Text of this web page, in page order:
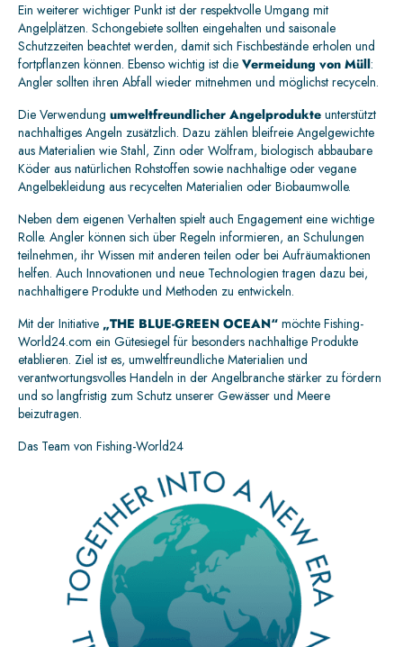
Ein weiterer wichtiger Punkt ist der respektvolle Umgang mit
Angelplätzen. Schongebiete sollten eingehalten und saisonale
Schutzzeiten beachtet werden, damit sich Fischbestände erholen und
fortpflanzen können. Ebenso wichtig ist die Vermeidung von Müll:
Angler sollten ihren Abfall wieder mitnehmen und möglichst recyceln.
Die Verwendung umweltfreundlicher Angelprodukte unterstützt
nachhaltiges Angeln zusätzlich. Dazu zählen bleifreie Angelgewichte
aus Materialien wie Stahl, Zinn oder Wolfram, biologisch abbaubare
Köder aus natürlichen Rohstoffen sowie nachhaltige oder vegane
Angelbekleidung aus recycelten Materialien oder Biobaumwolle.
Neben dem eigenen Verhalten spielt auch Engagement eine wichtige
Rolle. Angler können sich über Regeln informieren, an Schulungen
teilnehmen, ihr Wissen mit anderen teilen oder bei Aufräumaktionen
helfen. Auch Innovationen und neue Technologien tragen dazu bei,
nachhaltigere Produkte und Methoden zu entwickeln.
Mit der Initiative „THE BLUE-GREEN OCEAN“ möchte Fishing-
World24.com ein Gütesiegel für besonders nachhaltige Produkte
etablieren. Ziel ist es, umweltfreundliche Materialien und
verantwortungsvolles Handeln in der Angelbranche stärker zu fördern
und so langfristig zum Schutz unserer Gewässer und Meere
beizutragen.
Das Team von Fishing-World24